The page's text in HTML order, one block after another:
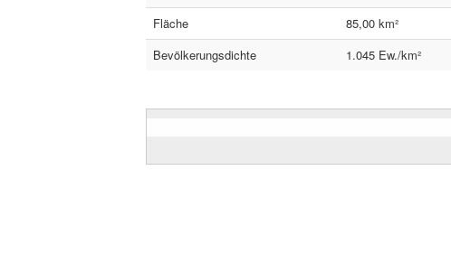
Fläche
85,00 km²
Bevölkerungsdichte
1.045 Ew./km²